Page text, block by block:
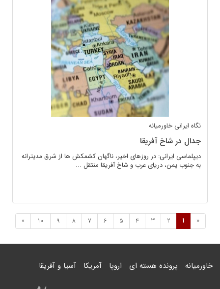
نگاه ایرانی خاورمیانه
جدال در شاخ آفریقا
دیپلماسی ایرانی: در روزهای اخیر، ناگهان کشمکش ها از شرق مدیترانه
به جنوب یمن، دریای عرب و شاخ آفریقا منتقل ...
«
1
2
3
4
5
6
7
8
9
10
»
خاورمیانه پرونده هسته ای اروپا آمریکا آسیا و آفریقا